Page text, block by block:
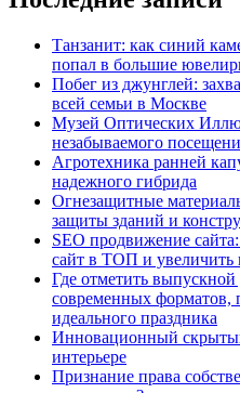
Танзанит: как синий
попал в большие
Побег из джунглей:
всей семьи в Москве
Музей Оптических
незабываемого
Агротехника ранней
надежного гибрида
Огнезащитные
защиты зданий и
SEO продвижение
сайт в ТОП и увеличить
Где отметить выпускной
современных форматов,
идеального праздника
Инновационный
интерьере
Признание права